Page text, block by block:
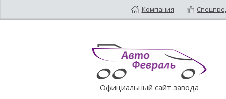
Компания
Официальный сайт завода